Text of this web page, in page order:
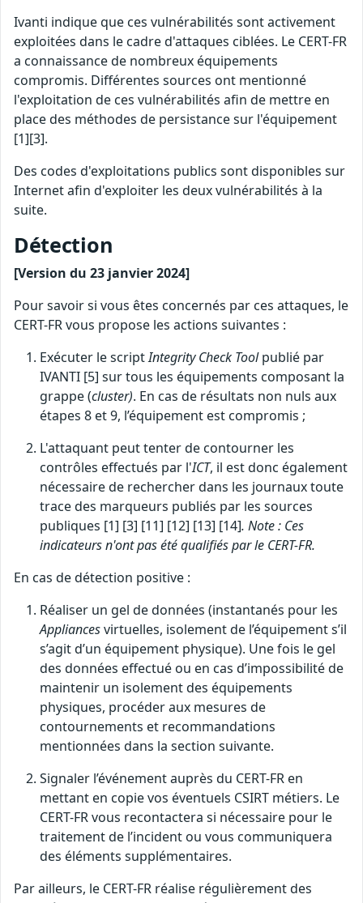
Ivanti indique que ces vulnérabilités sont activement
exploitées dans le cadre d'attaques ciblées. Le CERT-FR
a connaissance de nombreux équipements
compromis. Différentes sources ont mentionné
l'exploitation de ces vulnérabilités afin de mettre en
place des méthodes de persistance sur l'équipement
[1][3].
Des codes d'exploitations publics sont disponibles sur
Internet afin d'exploiter les deux vulnérabilités à la
suite.
Détection
[Version du 23 janvier 2024]
Pour savoir si vous êtes concernés par ces attaques, le
CERT-FR vous propose les actions suivantes :
Exécuter le scriptIntegrity Check Toolpublié par
IVANTI [5] sur tous les équipements composant la
grappe (cluster). En cas de résultats non nuls aux
étapes 8 et 9, l’équipement est compromis ;
L'attaquant peut tenter de contourner les
contrôles effectués par l'ICT, il est donc également
nécessaire de rechercher dans les journaux toute
trace des marqueurs publiés par les sources
publiques [1] [3] [11] [12] [13] [14]. Note : Ces
indicateurs n'ont pas été qualifiés par le CERT-FR.
En cas de détection positive :
Réaliser un gel de données (instantanés pour les
Appliancesvirtuelles, isolement de l’équipement s’il
s’agit d’un équipement physique). Une fois le gel
des données effectué ou en cas d’impossibilité de
maintenir un isolement des équipements
physiques, procéder aux mesures de
contournements et recommandations
mentionnées dans la section suivante.
Signaler l’événement auprès du CERT-FR en
mettant en copie vos éventuels CSIRT métiers. Le
CERT-FR vous recontactera si nécessaire pour le
traitement de l’incident ou vous communiquera
des éléments supplémentaires.
Par ailleurs, le CERT-FR réalise régulièrement des